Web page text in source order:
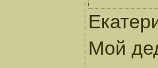
Мой